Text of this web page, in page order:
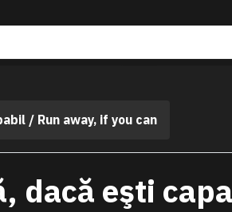
/ Run away, if you can
dacă eşti